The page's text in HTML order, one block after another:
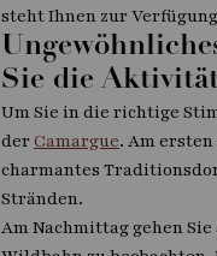
steht Ihnen zur
Sie die
Um Sie in die richtige
derCamargue. Am
charmantes
Stränden.
Am Nachmittag gehen